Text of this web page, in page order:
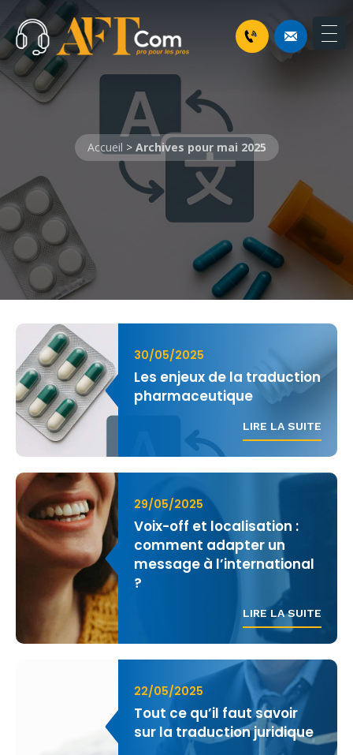
Accueil > Archives pour mai 2025
30/05/2025
Les enjeux de la traduction
pharmaceutique
LIRE LA SUITE
29/05/2025
Voix-off et localisation :
comment adapter un
message à l’international
?
LIRE LA SUITE
22/05/2025
Tout ce qu’il faut savoir
sur la traduction juridique